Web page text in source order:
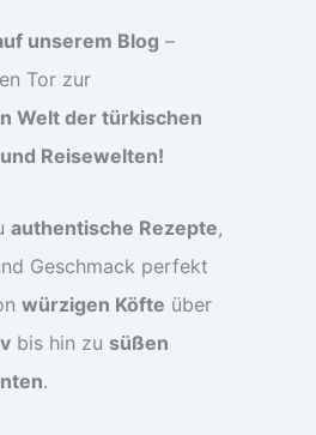
unserem Blog –
Tor zur
Welt der türkischen
Reisewelten!
authentische Rezepte,
Geschmack perfekt
würzigen Köfte über
bis hin zu süßen
.